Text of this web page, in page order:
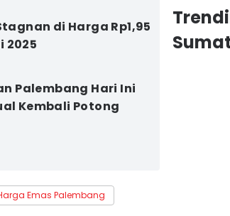
di Harga Rp1,95
2025
Palembang Hari Ini
Kembali Potong
Emas Palembang